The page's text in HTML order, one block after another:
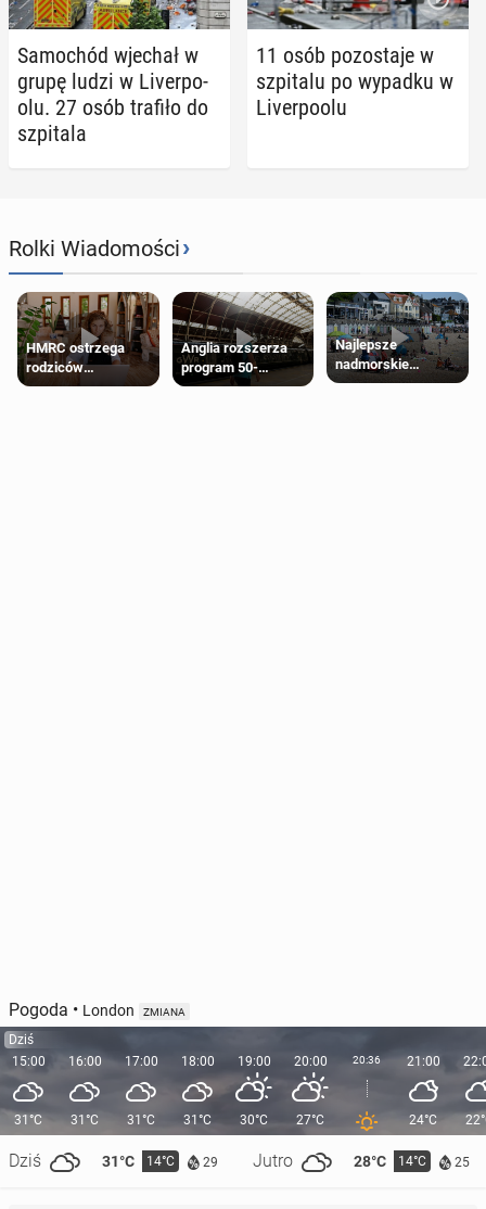
Sa­mo­chód wjechał w
grupę ludzi w Li­ver­po­
olu. 27 osób trafiło do
szpi­ta­la
11 osób po­zo­sta­je w
szpi­ta­lu po wypadku w
Li­ver­po­olu
Rolki Wiadomości›
HMRC ostrzega
rodziców
pobierających Child
Anglia rozszerza
program 50-
procentowych
Najlepsze
nadmorskie
miasteczko blisko
Pogoda • London ZMIANA
Dziś
15:00
31°C
Dziś 31°C 14°C 29 Jutro 28°C 14°C 25
16:00
31°C
17:00
31°C
18:00
31°C
19:00
30°C
20:00
27°C
20:36 21:00
24°C